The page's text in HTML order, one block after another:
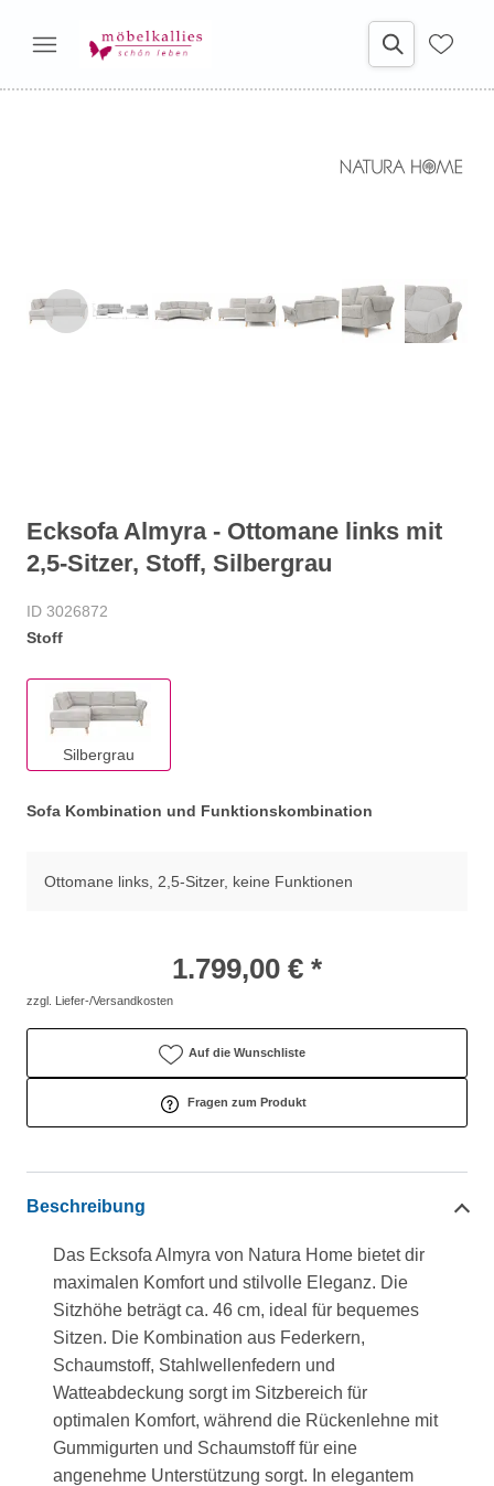
Ecksofa Almyra - Ottomane links mit
2,5-Sitzer, Stoff, Silbergrau
ID 3026872
Stoff
Silbergrau
Sofa Kombination und Funktionskombination
Ottomane links, 2,5-Sitzer, keine Funktionen
1.799,00 € *
zzgl. Liefer-/Versandkosten
Auf die Wunschliste
Fragen zum Produkt
Beschreibung
Das Ecksofa Almyra von Natura Home bietet dir
maximalen Komfort und stilvolle Eleganz. Die
Sitzhöhe beträgt ca. 46 cm, ideal für bequemes
Sitzen. Die Kombination aus Federkern,
Schaumstoff, Stahlwellenfedern und
Watteabdeckung sorgt im Sitzbereich für
optimalen Komfort, während die Rückenlehne mit
Gummigurten und Schaumstoff für eine
angenehme Unterstützung sorgt. In elegantem